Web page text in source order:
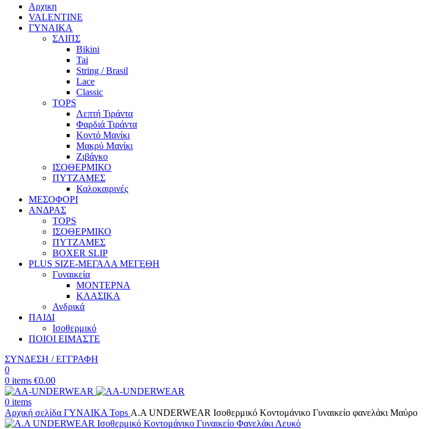
Αρχικη
VALENTINE
ΓΥΝΑΙΚΑ
ΣΛΙΠΣ
Bikini
Tai
String / Brasil
Lace
Classic
TOPS
Λεπτή Τιράντα
Φαρδιά Τιράντα
Κοντό Μανίκι
Μακρύ Μανίκι
Ζιβάγκο
ΙΣΟΘΕΡΜΙΚΟ
ΠΥΤΖΑΜΕΣ
Καλοκαιρινές
ΜΕΣΟΦΟΡΙ
ΑΝΔΡΑΣ
TOPS
ΙΣΟΘΕΡΜΙΚΟ
ΠΥΤΖΑΜΕΣ
BOXER SLIP
PLUS SIZE-ΜΕΓΑΛΑ ΜΕΓΕΘΗ
Γυναικεία
ΜΟΝΤΕΡΝΑ
ΚΛΑΣΙΚΑ
Ανδρικά
ΠΑΙΔΙ
Ισοθερμικό
ΠΟΙΟΙ ΕΙΜΑΣΤΕ
ΣΥΝΔΕΣΗ / ΕΓΓΡΑΦΗ
0
0 items €0.00
0 items
Αρχική σελίδα ΓΥΝΑΙΚΑ Tops Α.A UNDERWEAR Ισοθερμικό Κοντομάνικο Γυναικείο φανελάκι Μαύρο